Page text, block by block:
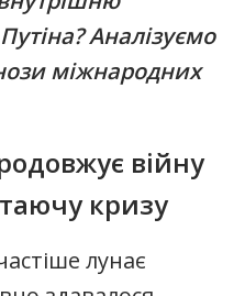
Аналізуємо
міжнародних
війну
кризу
лунає